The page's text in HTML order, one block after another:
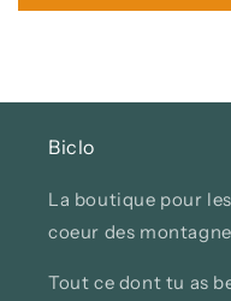
Biclo
La boutique pour
coeur des
Tout ce dont tu as